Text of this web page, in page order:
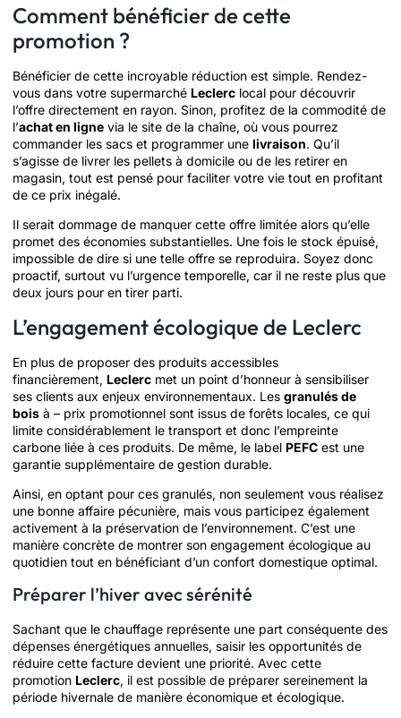
Comment bénéficier de cette
promotion ?
Bénéficier de cette incroyable réduction est simple. Rendez-
vous dans votre supermarché Leclerc local pour découvrir
l’offre directement en rayon. Sinon, profitez de la commodité de
l’achat en ligne via le site de la chaîne, où vous pourrez
commander les sacs et programmer une livraison. Qu’il
s’agisse de livrer les pellets à domicile ou de les retirer en
magasin, tout est pensé pour faciliter votre vie tout en profitant
de ce prix inégalé.
Il serait dommage de manquer cette offre limitée alors qu’elle
promet des économies substantielles. Une fois le stock épuisé,
impossible de dire si une telle offre se reproduira. Soyez donc
proactif, surtout vu l’urgence temporelle, car il ne reste plus que
deux jours pour en tirer parti.
L’engagement écologique de Leclerc
En plus de proposer des produits accessibles
financièrement, Leclerc met un point d’honneur à sensibiliser
ses clients aux enjeux environnementaux. Les granulés de
bois à – prix promotionnel sont issus de forêts locales, ce qui
limite considérablement le transport et donc l’empreinte
carbone liée à ces produits. De même, le label PEFC est une
garantie supplémentaire de gestion durable.
Ainsi, en optant pour ces granulés, non seulement vous réalisez
une bonne affaire pécunière, mais vous participez également
activement à la préservation de l’environnement. C’est une
manière concrète de montrer son engagement écologique au
quotidien tout en bénéficiant d’un confort domestique optimal.
Préparer l’hiver avec sérénité
Sachant que le chauffage représente une part conséquente des
dépenses énergétiques annuelles, saisir les opportunités de
réduire cette facture devient une priorité. Avec cette
promotion Leclerc, il est possible de préparer sereinement la
période hivernale de manière économique et écologique.